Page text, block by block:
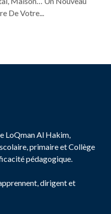
De Votre...
LoQman Al Hakim,
primaire et Collège
pédagogique.
dirigent et